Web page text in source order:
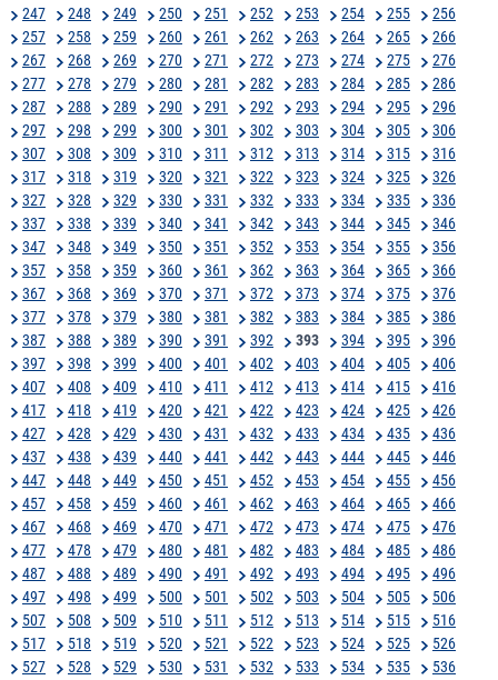
247
248 249 250 251 252 253 254 255
256
257
258 259 260 261 262 263 264 265
266
267
268 269 270 271 272 273 274 275
276
277
278 279 280 281 282 283 284 285
286
287
288 289 290 291 292 293 294 295
296
297
298 299 300 301 302 303 304 305
306
307
308 309 310 311 312 313 314 315
316
317
318 319 320 321 322 323 324 325
326
327
328 329 330 331 332 333 334 335
336
337
338 339 340 341 342 343 344 345
346
347
348 349 350 351 352 353 354 355
356
357
358 359 360 361 362 363 364 365
366
367
368 369 370 371 372 373 374 375
376
377
378 379 380 381 382 383 384 385
386
387
388 389 390 391 392 393 394 395
396
397
398 399 400 401 402 403 404 405
406
407
408 409 410 411 412 413 414 415
416
417
418 419 420 421 422 423 424 425
426
427
428 429 430 431 432 433 434 435
436
437
438 439 440 441 442 443 444 445
446
447
448 449 450 451 452 453 454 455
456
457
458 459 460 461 462 463 464 465
466
467
468 469 470 471 472 473 474 475
476
477
478 479 480 481 482 483 484 485
486
487
488 489 490 491 492 493 494 495
496
497
498 499 500 501 502 503 504 505
506
507
508 509 510 511 512 513 514 515
516
517
518 519 520 521 522 523 524 525
526
527
528 529 530 531 532 533 534 535 536